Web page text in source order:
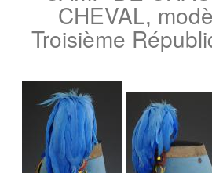
CHEVAL,
Troisième